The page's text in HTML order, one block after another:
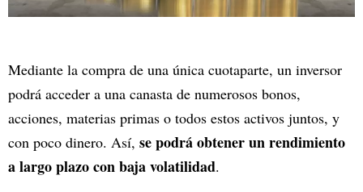
Mediante la compra de una única cuotaparte, un inversor
podrá acceder a una canasta de numerosos bonos,
acciones, materias primas o todos estos activos juntos, y
con poco dinero. Así, se podrá obtener un rendimiento
a largo plazo con baja volatilidad.